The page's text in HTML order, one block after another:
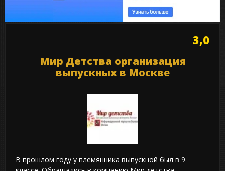
3,0
Мир Детства организация
выпускных в Москве
В прошлом году у племянника выпускной был в 9